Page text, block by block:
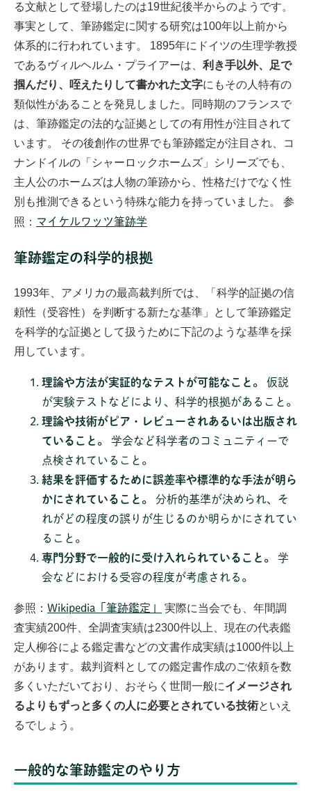
る文献として登場したのは19世紀後半からのようです。
事実として、筆跡鑑定に関する研究は100年以上前から
体系的に行われています。
1895年にドイツの生理学教授
であるヴィルヘルム・プライアーは、 利き手以外、足で
掴んだり、咥えたりして書かれた文字にもその人特有の
類似性があることを発見しました。同時期のフランスで
は、筆跡鑑定の法的な証拠としての有用性が注目されて
います。
その後創作の世界でも筆跡鑑定が注目され、コ
ナンドイルの「シャーロックホームズ」シリーズでも、
主人公のホームズは人物の筆跡から、性格だけでなく性
別も推測できるという特殊な能力を持っていました。
参
照： マイケルワッツ筆跡学
筆跡鑑定の科学的根拠
1993年、アメリカの最高裁判所では、「科学的証拠の信
頼性（受容性）を判断する新たな基準」として筆跡鑑定
を科学的な証拠として扱うために下記のような基準を採
用しています。
理論や方法が実証的なテストが可能なこと。
仮説
が実験テストなどにより、科学的根拠があること。
理論や技術がピア・レビューされあるいは出版され
ていること。
学会など科学者のコミュニティーで
点検されていること。
結果を評価するために誤差率や標準的な手法が明ら
かにされていること。
分析的基準が決められ、そ
れがどの程度の誤りが生じるのか明らかにされてい
ること。
専門分野で一般的に受け入れられていること。
学
会などにおける受容の程度が考慮される。
参照： Wikipedia「筆跡鑑定」
実際に当会でも、年間調
査実績200件、全調査実績は2300件以上、現在の代表鑑
定人柳谷による鑑定書などの文書作成実績は1000件以上
があります。裁判資料としての鑑定書作成のご依頼を数
多くいただいており、おそらく世間一般にイメージされ
るよりもずっと多くの人に必要とされている技術といえ
るでしょう。
一般的な筆跡鑑定のやり方